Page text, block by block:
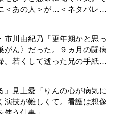
＜あの人＞が…＜ネタバレあ
市川由紀乃「更年期かと思っ
がん〉だった。９ヵ月の闘病
。若くして逝った兄の手紙を
』見上愛「りんの心が病気に
演技が難しくて。看護は想像